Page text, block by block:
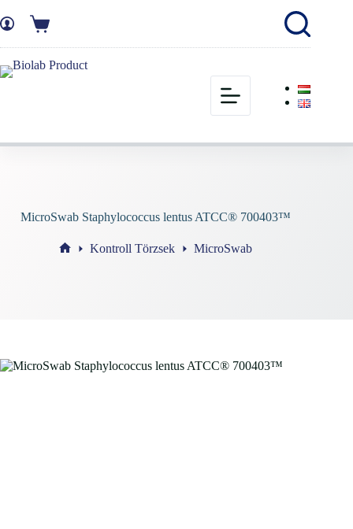
MicroSwab Staphylococcus lentus ATCC® 700403™
Kontroll Törzsek MicroSwab